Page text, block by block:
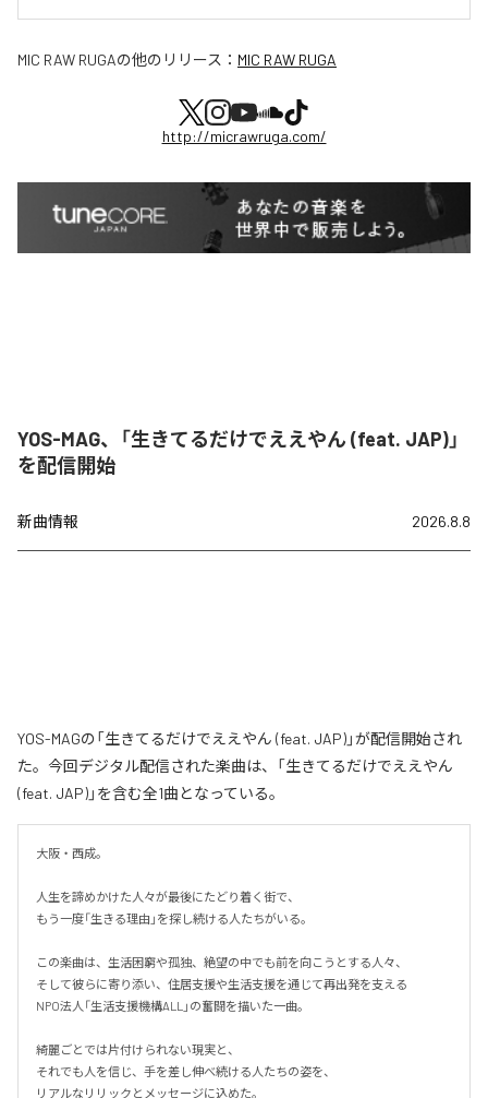
MIC RAW RUGAの他のリリース： MIC RAW RUGA
http://micrawruga.com/
YOS-MAG、「生きてるだけでええやん (feat. JAP)」
を配信開始
新曲情報 2026.8.8
YOS-MAGの「生きてるだけでええやん (feat. JAP)」が配信開始され
た。今回デジタル配信された楽曲は、「生きてるだけでええやん
(feat. JAP)」を含む全1曲となっている。
大阪・西成。
人生を諦めかけた人々が最後にたどり着く街で、
もう一度「生きる理由」を探し続ける人たちがいる。
この楽曲は、生活困窮や孤独、絶望の中でも前を向こうとする人々、
そして彼らに寄り添い、住居支援や生活支援を通じて再出発を支える
NPO法人「生活支援機構ALL」の奮闘を描いた一曲。
綺麗ごとでは片付けられない現実と、
それでも人を信じ、手を差し伸べ続ける人たちの姿を、
リアルなリリックとメッセージに込めた。